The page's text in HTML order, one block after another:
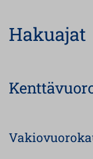
Hakuajat